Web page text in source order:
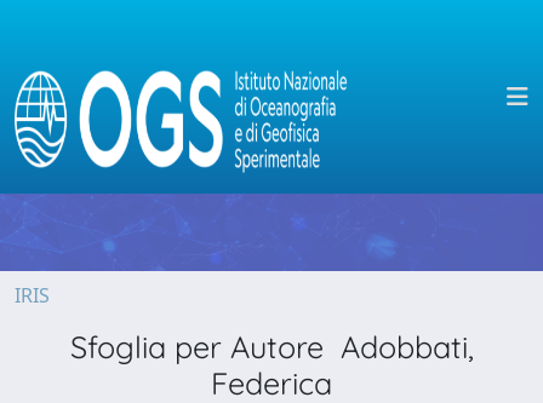
IRIS
Sfoglia per Autore Adobbati,
Federica